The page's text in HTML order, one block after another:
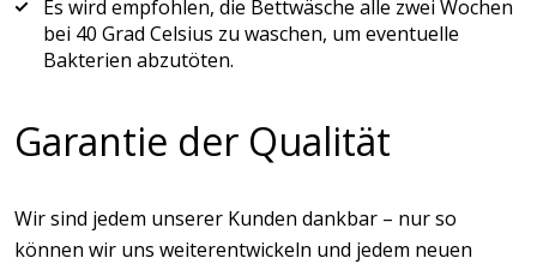
Es wird empfohlen, die Bettwäsche alle zwei Wochen
bei 40 Grad Celsius zu waschen, um eventuelle
Bakterien abzutöten.
Garantie der Qualität
Wir sind jedem unserer Kunden dankbar – nur so
können wir uns weiterentwickeln und jedem neuen